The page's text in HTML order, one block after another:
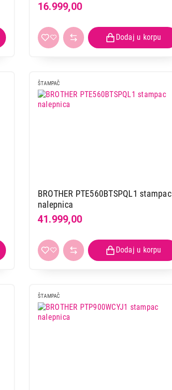
16.999,00
ŠTAMPAČ
BROTHER PTE560BTSPQL1 stampac
nalepnica
41.999,00
ŠTAMPAČ